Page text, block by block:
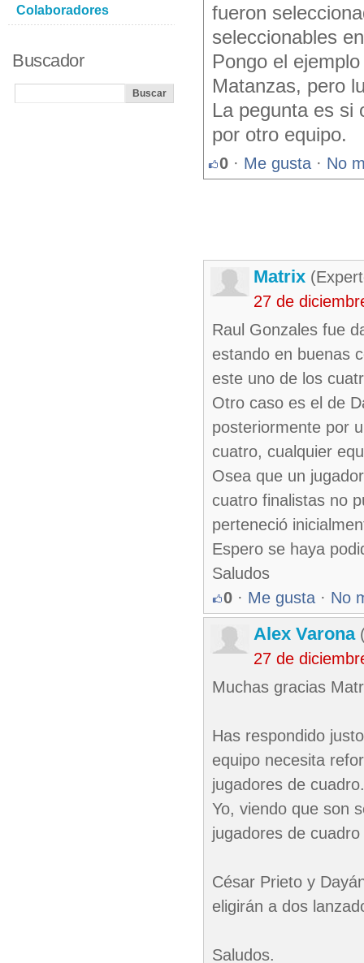
fueron
seleccionables
Pongo el
Matanzas, pero
La pegunta es si
por otro equipo.
0 · Me gusta · No
Matrix
27 de
Raul Gonzales fue
estando en buenas
este uno de los
Otro caso es el de
posteriormente por
cuatro, cualquier
Osea que un
cuatro finalistas no
perteneció
Espero se haya
Saludos
0 · Me gusta · No
Alex Varona
27 de
Muchas gracias
Has respondido
equipo necesita
jugadores de cuadro.
Yo, viendo que son
jugadores de
César Prieto y
eligirán a dos
Saludos.
Colaboradores
Buscador